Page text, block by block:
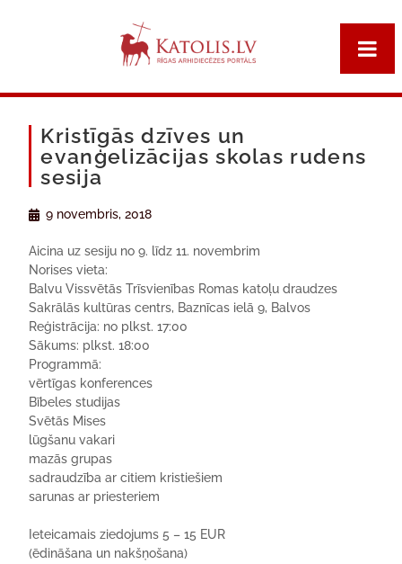
Kristīgās dzīves un
evanģelizācijas skolas rudens
sesija
9 novembris, 2018
Aicina uz sesiju no 9. līdz 11. novembrim
Norises vieta:
Balvu Vissvētās Trīsvienības Romas katoļu draudzes
Sakrālās kultūras centrs, Baznīcas ielā 9, Balvos
Reģistrācija: no plkst. 17:00
Sākums: plkst. 18:00
Programmā:
vērtīgas konferences
Bībeles studijas
Svētās Mises
lūgšanu vakari
mazās grupas
sadraudzība ar citiem kristiešiem
sarunas ar priesteriem
Ieteicamais ziedojums 5 – 15 EUR
(ēdināšana un nakšņošana)